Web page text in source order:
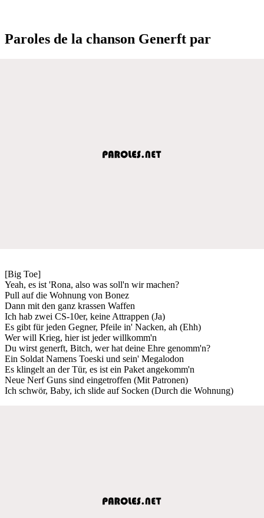
Paroles de la chanson Generft par
[Big Toe]
Yeah, es ist 'Rona, also was soll'n wir machen?
Pull auf die Wohnung von Bonez
Dann mit den ganz krassen Waffen
Ich hab zwei CS-10er, keine Attrappen (Ja)
Es gibt für jeden Gegner, Pfeile in' Nacken, ah (Ehh)
Wer will Krieg, hier ist jeder willkomm'n
Du wirst generft, Bitch, wer hat deine Ehre genomm'n?
Ein Soldat Namens Toeski und sein' Megalodon
Es klingelt an der Tür, es ist ein Paket angekomm'n
Neue Nerf Guns sind eingetroffen (Mit Patronen)
Ich schwör, Baby, ich slide auf Socken (Durch die Wohnung)